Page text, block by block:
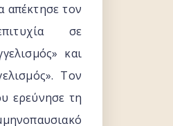
απέκτησε τον
σε
και
Τον
ερεύνησε τη